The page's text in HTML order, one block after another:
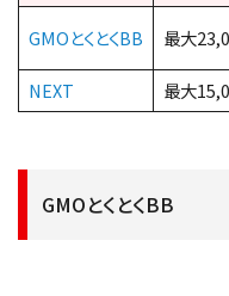
GMOとくとくBB 最大
NEXT
最大
GMOとくとくBB